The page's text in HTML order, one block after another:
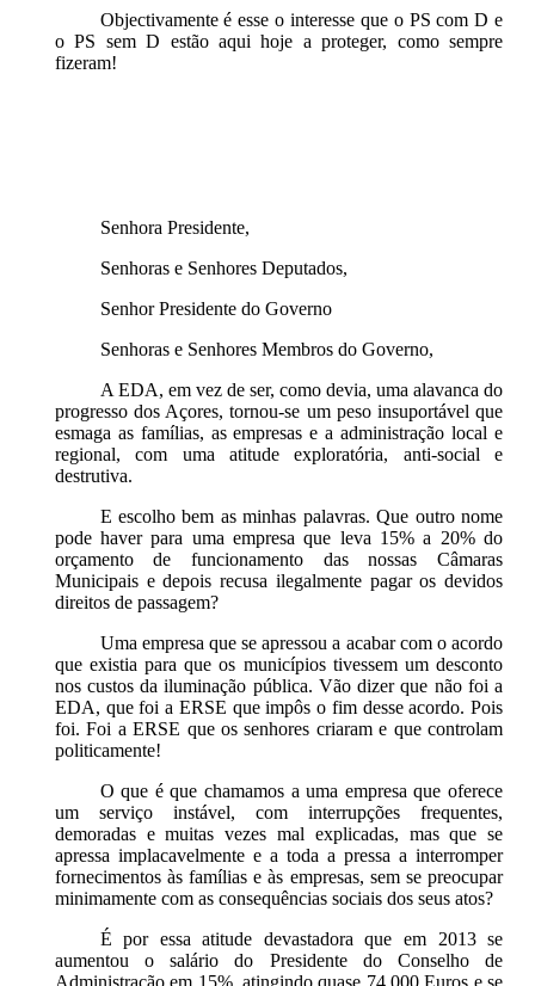
Objectivamente é esse o interesse que o PS com D e
o PS sem D estão aqui hoje a proteger, como sempre
fizeram!
Senhora Presidente,
Senhoras e Senhores Deputados,
Senhor Presidente do Governo
Senhoras e Senhores Membros do Governo,
A EDA, em vez de ser, como devia, uma alavanca do
progresso dos Açores, tornou-se um peso insuportável que
esmaga as famílias, as empresas e a administração local e
regional, com uma atitude exploratória, anti-social e
destrutiva.
E escolho bem as minhas palavras. Que outro nome
pode haver para uma empresa que leva 15% a 20% do
orçamento de funcionamento das nossas Câmaras
Municipais e depois recusa ilegalmente pagar os devidos
direitos de passagem?
Uma empresa que se apressou a acabar com o acordo
que existia para que os municípios tivessem um desconto
nos custos da iluminação pública. Vão dizer que não foi a
EDA, que foi a ERSE que impôs o fim desse acordo. Pois
foi. Foi a ERSE que os senhores criaram e que controlam
politicamente!
O que é que chamamos a uma empresa que oferece
um serviço instável, com interrupções frequentes,
demoradas e muitas vezes mal explicadas, mas que se
apressa implacavelmente e a toda a pressa a interromper
fornecimentos às famílias e às empresas, sem se preocupar
minimamente com as consequências sociais dos seus atos?
É por essa atitude devastadora que em 2013 se
aumentou o salário do Presidente do Conselho de